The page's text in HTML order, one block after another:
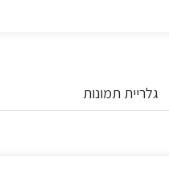
גלריית תמונות